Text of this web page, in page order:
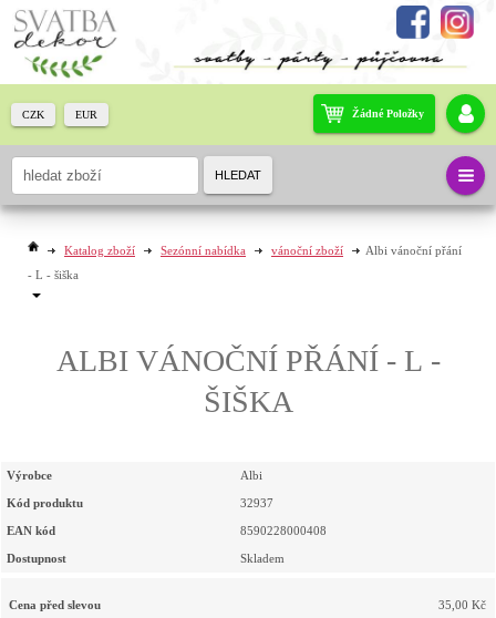
Katalog zboží Sezónní nabídka vánoční zboží
Albi vánoční přání
- L - šiška
ALBI VÁNOČNÍ PŘÁNÍ - L -
ŠIŠKA
Výrobce Albi
Kód produktu 32937
EAN kód 8590228000408
Dostupnost Skladem
Cena před slevou 35,00 Kč
Žádné Položky
CZK EUR
HLEDAT